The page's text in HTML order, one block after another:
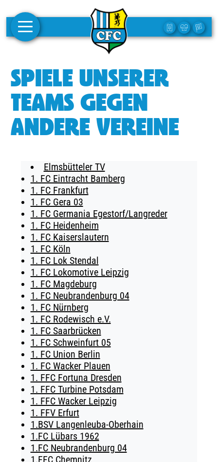
1. MANNSCHAFT
FRAUEN
CAMPUS
CLUBMITGLIEDSCHAFT
BUSINESS
SÜDKURVE
TICKETING
SPIELE UNSERER
TEAMS GEGEN
ANDERE VEREINE
Elmsbütteler TV
1. FC Eintracht Bamberg
1. FC Frankfurt
1. FC Gera 03
1. FC Germania Egestorf/Langreder
1. FC Heidenheim
1. FC Kaiserslautern
1. FC Köln
1. FC Lok Stendal
1. FC Lokomotive Leipzig
1. FC Magdeburg
1. FC Neubrandenburg 04
1. FC Nürnberg
1. FC Rodewisch e.V.
1. FC Saarbrücken
1. FC Schweinfurt 05
1. FC Union Berlin
1. FC Wacker Plauen
1. FFC Fortuna Dresden
1. FFC Turbine Potsdam
1. FFC Wacker Leipzig
1. FFV Erfurt
1.BSV Langenleuba-Oberhain
1.FC Lübars 1962
1.FC Neubrandenburg 04
1.FFC Chemnitz